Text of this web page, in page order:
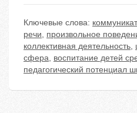
Ключевые слова:
речи, произвольное
коллективная деятельность,
сфера, воспитание детей
педагогический потенциал